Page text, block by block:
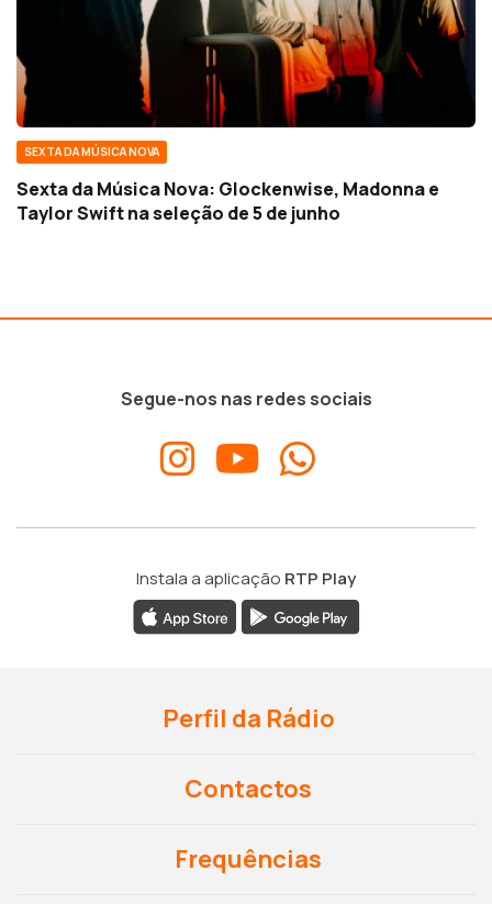
SEXTA DA MÚSICA NOVA
Sexta da Música Nova: Glockenwise, Madonna e
Taylor Swift na seleção de 5 de junho
Segue-nos nas redes sociais
Instala a aplicação RTP Play
Perfil da Rádio
Contactos
Frequências